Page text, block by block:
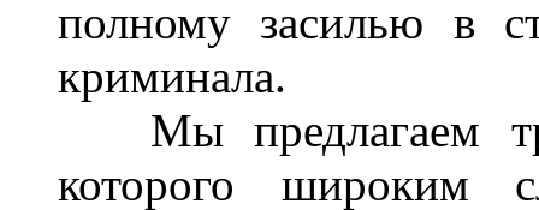
полному засилью в
криминала.
Мы предлагаем
которого широким